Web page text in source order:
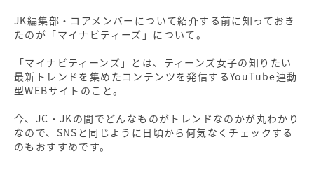
JK編集部・コアメンバーについて紹介する前に知っておき
たのが「マイナビティーズ」について。
「マイナビティーンズ」とは、ティーンズ女子の知りたい
最新トレンドを集めたコンテンツを発信するYouTube連動
型WEBサイトのこと。
今、JC・JKの間でどんなものがトレンドなのかが丸わかり
なので、SNSと同じように日頃から何気なくチェックする
のもおすすめです。